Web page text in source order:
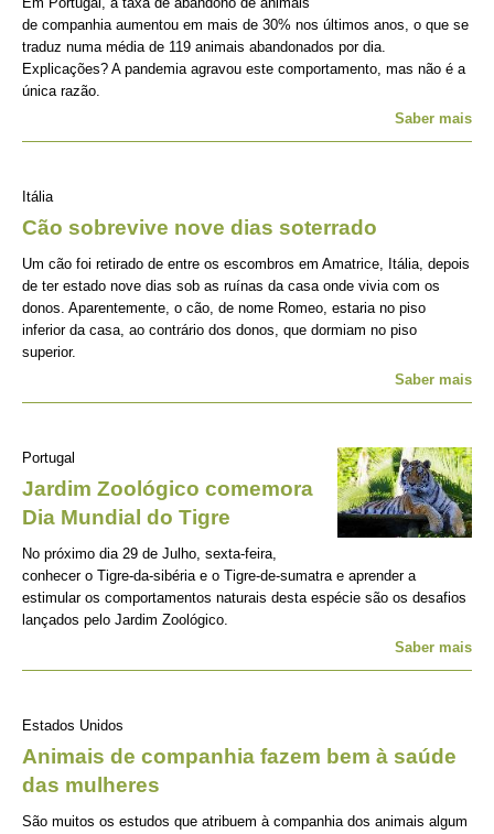
de companhia aumentou em mais de 30% nos últimos anos, o que se
traduz numa média de 119 animais abandonados por dia.
Explicações? A pandemia agravou este comportamento, mas não é a
única razão.
Saber mais
Itália
Cão sobrevive nove dias soterrado
Um cão foi retirado de entre os escombros em Amatrice, Itália, depois
de ter estado nove dias sob as ruínas da casa onde vivia com os
donos. Aparentemente, o cão, de nome Romeo, estaria no piso
inferior da casa, ao contrário dos donos, que dormiam no piso
superior.
Saber mais
Portugal
Jardim Zoológico comemora
Dia Mundial do Tigre
No próximo dia 29 de Julho, sexta-feira,
conhecer o Tigre-da-sibéria e o Tigre-de-sumatra e aprender a
estimular os comportamentos naturais desta espécie são os desafios
lançados pelo Jardim Zoológico.
Saber mais
Estados Unidos
Animais de companhia fazem bem à saúde
das mulheres
São muitos os estudos que atribuem à companhia dos animais algum